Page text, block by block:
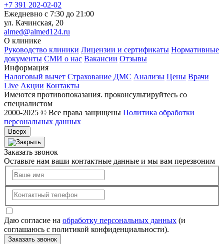
+7 391 202-02-02
Ежедневно c 7:30 до 21:00
ул. Качинская, 20
almed@almed124.ru
О клинике
Руководство клиники Лицензии и сертификаты Нормативные
документы СМИ о нас Вакансии Отзывы
Информация
Налоговый вычет Страхование ДМС Анализы Цены Врачи
Live Акции Контакты
Имеются противопоказания. проконсультируйтесь со
специалистом
2000-2025 © Все права защищены Политика обработки
персональных данных
Вверх
Заказать звонок
Оставьте нам ваши контактные данные и мы вам перезвоним
Даю согласие на обработку персональных данных (и
соглашаюсь с политикой конфиденциальности).
Заказать звонок